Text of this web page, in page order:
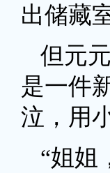
出储藏
但元
是一件
泣，用
“姐姐